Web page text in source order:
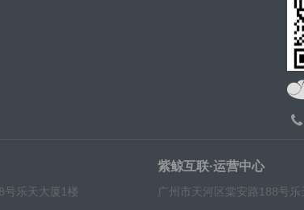
号乐天大厦1楼
紫鲸互联·运营中心
广州市天河区棠安路188号乐